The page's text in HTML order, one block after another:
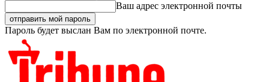
Ваш адрес электронной почты
Пароль будет выслан Вам по электронной почте.